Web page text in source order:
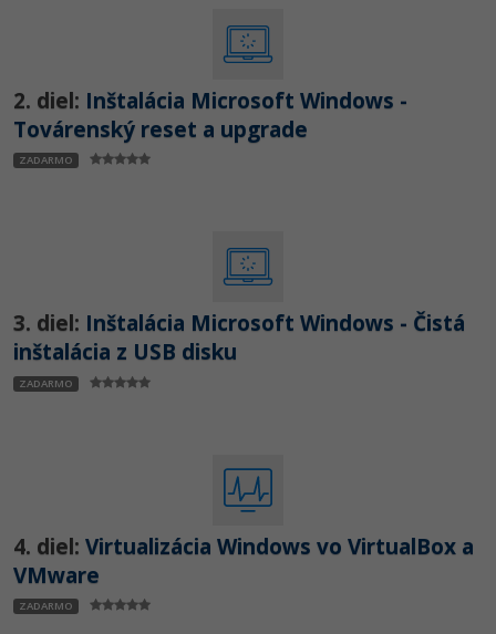
2. diel: Inštalácia Microsoft Windows -
Továrenský reset a upgrade
ZADARMO
3. diel: Inštalácia Microsoft Windows - Čistá
inštalácia z USB disku
ZADARMO
4. diel: Virtualizácia Windows vo VirtualBox a
VMware
ZADARMO